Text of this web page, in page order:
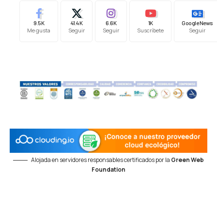
9.5K
Me gusta
41.4K
Seguir
6.6K
Seguir
1K
Suscríbete
Google News
Seguir
Alojada en servidores responsables certificados por la Green Web
Foundation